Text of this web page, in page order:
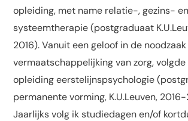
opleiding, met name relatie-, gezins- en
systeemtherapie (postgraduaat
2016). Vanuit een geloof in de
vermaatschappelijking van zorg, volgde
opleiding eerstelijnspsychologie
permanente vorming, K.U.Leuven, 2016-
Jaarlijks volg ik studiedagen en/of